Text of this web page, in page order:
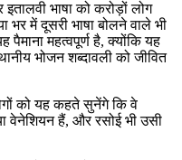
भाषा को करोड़ों लोग
भर में दूसरी भाषा बोलने वाले भी
महत्वपूर्ण है, क्योंकि यह
भोजन शब्दावली को जीवित
को यह कहते सुनेंगे कि वे
वेनेशियन हैं, और रसोई भी उसी